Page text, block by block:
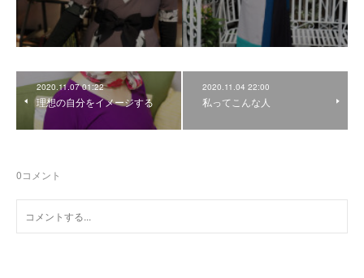
2020.11.07 01:22
理想の自分をイメージする
2020.11.04 22:00
私ってこんな人
0コメント